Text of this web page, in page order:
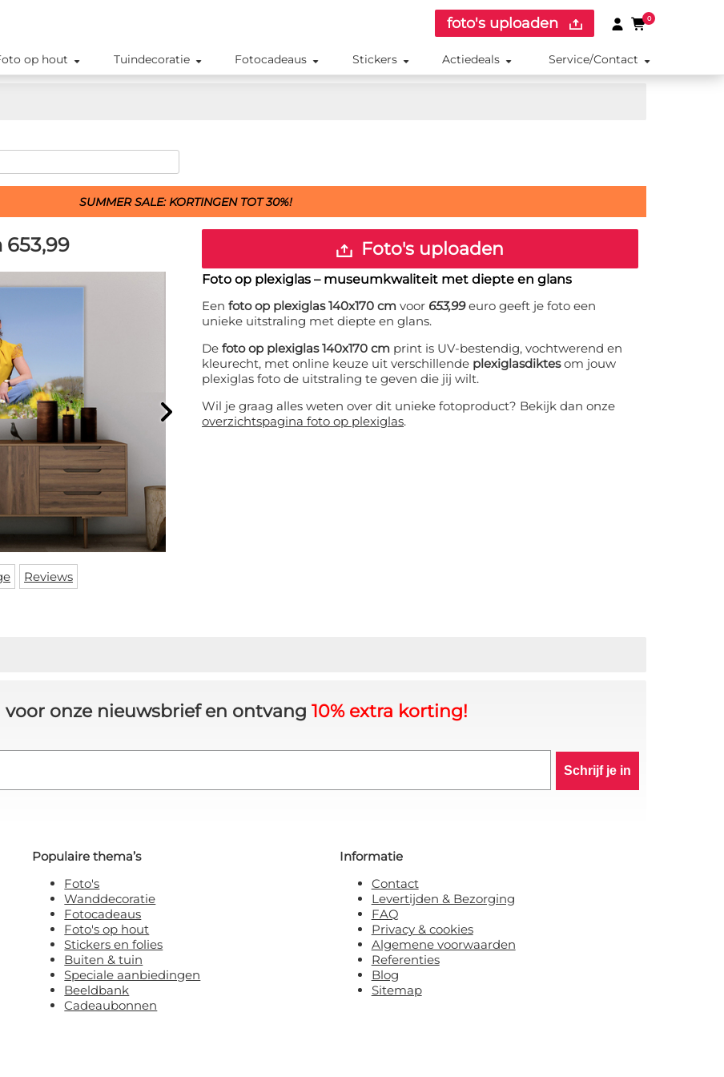
foto's uploaden 0
op hout Tuindecoratie Fotocadeaus Stickers Actiedeals Service/Contact
SUMMER SALE: KORTINGEN TOT 30%!
653,99
Reviews
Foto's uploaden
Foto op plexiglas – museumkwaliteit met diepte en glans
Een foto op plexiglas 140x170 cm voor 653,99euro geeft je foto een
unieke uitstraling met diepte en glans.
De foto op plexiglas 140x170 cm print is UV-bestendig, vochtwerend en
kleurecht, met online keuze uit verschillende plexiglasdiktesom jouw
plexiglas foto de uitstraling te geven die jij wilt.
Wil je graag alles weten over dit unieke fotoproduct? Bekijk dan onze
overzichtspagina foto op plexiglas.
voor onze nieuwsbrief en ontvang 10% extra korting!
Schrijf je in
Populaire thema’s
Foto's
Wanddecoratie
Fotocadeaus
Foto's op hout
Stickers en folies
Buiten & tuin
Speciale aanbiedingen
Beeldbank
Cadeaubonnen
Informatie
Contact
Levertijden & Bezorging
FAQ
Privacy & cookies
Algemene voorwaarden
Referenties
Blog
Sitemap